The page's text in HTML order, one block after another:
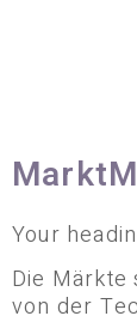
Your
Die
von der